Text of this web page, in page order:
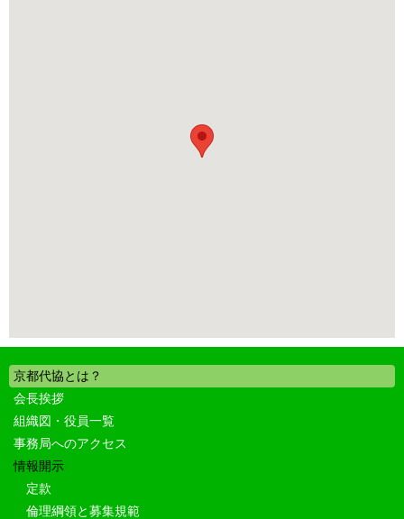
京都代協とは？
会長挨拶
組織図・役員一覧
事務局へのアクセス
情報開示
定款
倫理綱領と募集規範